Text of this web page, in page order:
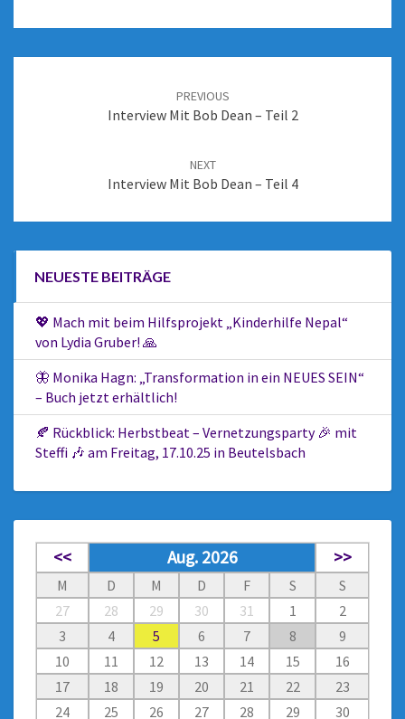
PREVIOUS
Interview Mit Bob Dean – Teil 2
NEXT
Interview Mit Bob Dean – Teil 4
NEUESTE BEITRÄGE
💖 Mach mit beim Hilfsprojekt „Kinderhilfe Nepal“
von Lydia Gruber! 🙏
🦋 Monika Hagn: „Transformation in ein NEUES SEIN“
– Buch jetzt erhältlich!
🍂 Rückblick: Herbstbeat – Vernetzungsparty 🎉 mit
Steffi 🎶 am Freitag, 17.10.25 in Beutelsbach
<< Aug. 2026 >>
M D M D F S
S
27
28 29 30 31 1
2
3
4 5 6 7 8
9
10
11 12 13 14 15
16
17
18 19 20 21 22
23
24
25 26 27 28 29
30